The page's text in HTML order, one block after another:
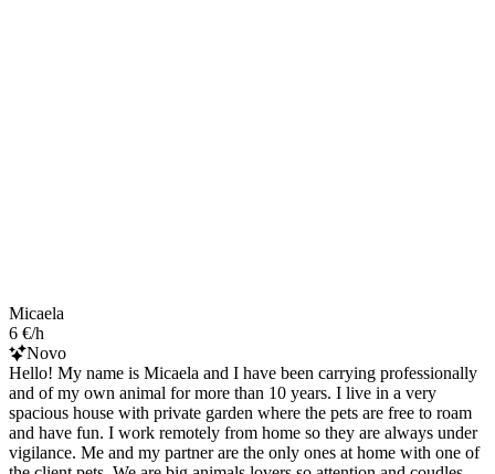
Micaela
6 €/h
Novo
Hello! My name is Micaela and I have been carrying professionally
and of my own animal for more than 10 years. I live in a very
spacious house with private garden where the pets are free to roam
and have fun. I work remotely from home so they are always under
vigilance. Me and my partner are the only ones at home with one of